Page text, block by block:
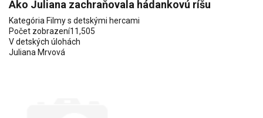
Ako Juliana zachraňovala hádankovú ríšu
Kategória Filmy s detskými hercami
Počet zobrazení11,505
V detských úlohách
Juliana Mrvová